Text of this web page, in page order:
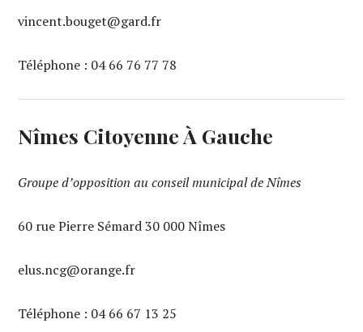
vincent.bouget@gard.fr
Téléphone : 04 66 76 77 78
Nîmes Citoyenne À Gauche
Groupe d’opposition au conseil municipal de Nîmes
60 rue Pierre Sémard 30 000 Nîmes
elus.ncg@orange.fr
Téléphone : 04 66 67 13 25‬